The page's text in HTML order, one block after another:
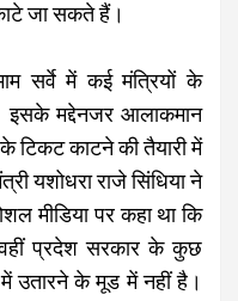
जा सकते हैं।
सर्वे में कई मंत्रियों के
इसके मद्देनजर आलाकमान
टिकट काटने की तैयारी में
यशोधरा राजे सिंधिया ने
मीडिया पर कहा था कि
प्रदेश सरकार के कुछ
में उतारने के मूड में नहीं है।